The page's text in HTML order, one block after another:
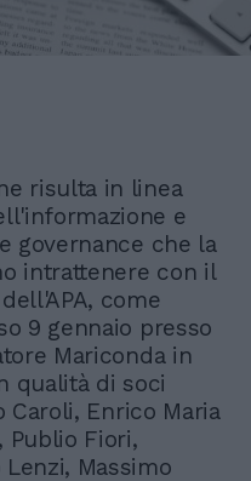
risulta in linea
e
governance che la
intrattenere con il
come
9 gennaio presso
Mariconda in
qualità di soci
Enrico Maria
Publio Fiori,
Lenzi, Massimo